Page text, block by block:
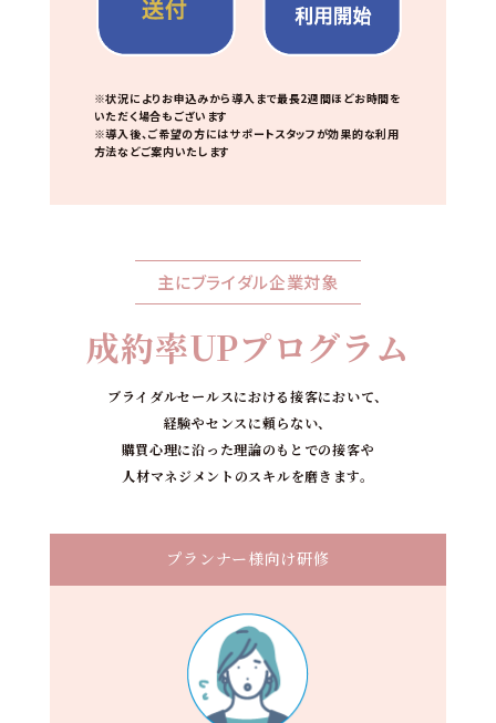
※状況によりお申込みから導入まで最長2週間ほどお時間を
いただく場合もございます
※導入後、ご希望の方にはサポートスタッフが効果的な利用
方法などご案内いたします
主にブライダル企業対象
成約率UPプログラム
ブライダルセールスにおける接客において、
経験やセンスに頼らない、
購買心理に沿った理論のもとでの接客や
人材マネジメントのスキルを磨きます。
プランナー様向け研修